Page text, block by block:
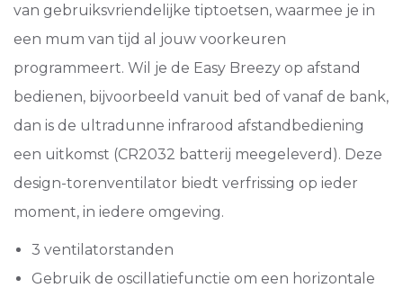
van gebruiksvriendelijke tiptoetsen, waarmee je in
een mum van tijd al jouw voorkeuren
programmeert. Wil je de Easy Breezy op afstand
bedienen, bijvoorbeeld vanuit bed of vanaf de bank,
dan is de ultradunne infrarood afstandbediening
een uitkomst (CR2032 batterij meegeleverd). Deze
design-torenventilator biedt verfrissing op ieder
moment, in iedere omgeving.
3 ventilatorstanden
Gebruik de oscillatiefunctie om een horizontale